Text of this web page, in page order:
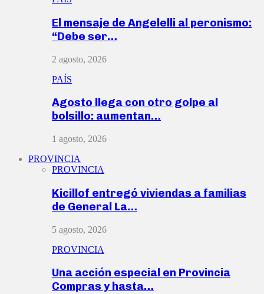
El mensaje de Angelelli al peronismo:
“Debe ser…
2 agosto, 2026
PAÍS
Agosto llega con otro golpe al
bolsillo: aumentan…
1 agosto, 2026
PROVINCIA
PROVINCIA
Kicillof entregó viviendas a familias
de General La…
5 agosto, 2026
PROVINCIA
Una acción especial en Provincia
Compras y hasta…